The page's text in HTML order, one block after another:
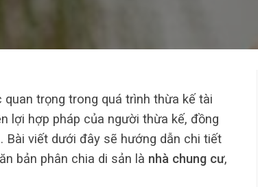
trọng trong quá trình thừa kế tài
lợi hợp pháp của người thừa kế, đồng
viết dưới đây sẽ hướng dẫn chi tiết
bản phân chia di sản là nhà chung cư,